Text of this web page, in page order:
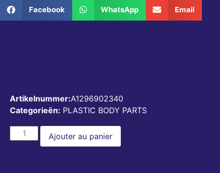
Facebook WhatsApp Email
Artikelnummer:A1296902340
Categorieën: PLASTIC BODY PARTS
Ajouter au panier